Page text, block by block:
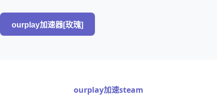
ourplay加速器[玫瑰]
ourplay加速steam